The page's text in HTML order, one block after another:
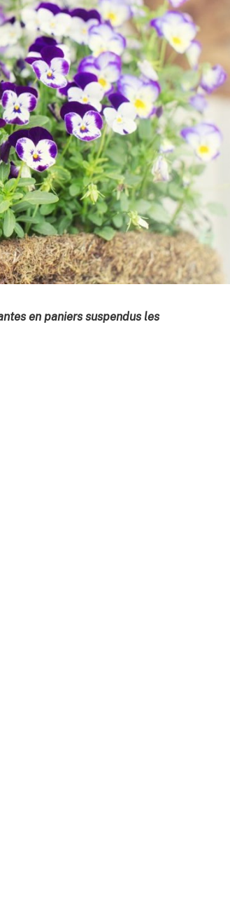
en paniers suspendus les